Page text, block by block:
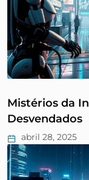
Mistérios da
Desvendados
abril 28, 2025